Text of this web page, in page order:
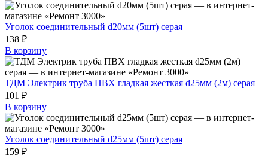
Уголок соединительный d20мм (5шт) серая
138 ₽
В корзину
ТДМ Электрик труба ПВХ гладкая жесткая d25мм (2м) серая
101 ₽
В корзину
Уголок соединительный d25мм (5шт) серая
159 ₽